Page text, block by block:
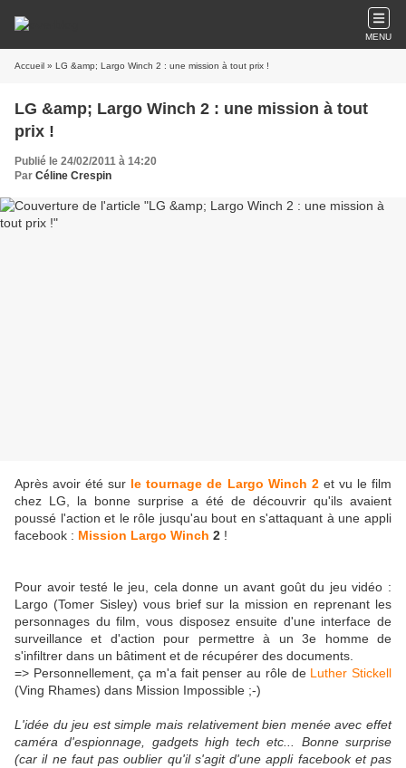
MENU
Accueil » LG &amp; Largo Winch 2 : une mission à tout prix !
LG &amp; Largo Winch 2 : une mission à tout
prix !
Publié le 24/02/2011 à 14:20
Par Céline Crespin
Après avoir été sur le tournage de Largo Winch 2et vu le film
chez LG, la bonne surprise a été de découvrir qu'ils avaient
poussé l'action et le rôle jusqu'au bout en s'attaquant à une appli
facebook : Mission Largo Winch 2 !
Pour avoir testé le jeu, cela donne un avant goût du jeu vidéo :
Largo (Tomer Sisley) vous brief sur la mission en reprenant les
personnages du film, vous disposez ensuite d'une interface de
surveillance et d'action pour permettre à un 3e homme de
s'infiltrer dans un bâtiment et de récupérer des documents.
=> Personnellement, ça m'a fait penser au rôle de Luther Stickell
(Ving Rhames) dans Mission Impossible ;-)
L'idée du jeu est simple mais relativement bien menée avec effet
caméra d'espionnage, gadgets high tech etc... Bonne surprise
(car il ne faut pas oublier qu'il s'agit d'une appli facebook et pas